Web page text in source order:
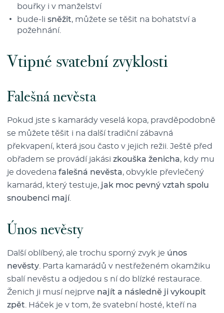
bouřky i v manželství
bude-li sněžit, můžete se těšit na bohatství a
požehnání.
Vtipné svatební zvyklosti
Falešná nevěsta
Pokud jste s kamarády veselá kopa, pravděpodobně
se můžete těšit i na další tradiční zábavná
překvapení, která jsou často v jejich režii. Ještě před
obřadem se provádí jakási zkouška ženicha, kdy mu
je dovedena falešná nevěsta, obvykle převlečený
kamarád, který testuje, jak moc pevný vztah spolu
snoubenci mají.
Únos nevěsty
Další oblíbený, ale trochu sporný zvyk je únos
nevěsty . Parta kamarádů v nestřeženém okamžiku
sbalí nevěstu a odjedou s ní do blízké restaurace.
Ženich ji musí nejprve najít a následně ji vykoupit
zpět . Háček je v tom, že svatební hosté, kteří na